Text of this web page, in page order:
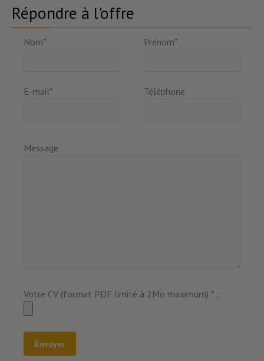
Répondre à l'offre
Nom* Prénom*
E-mail* Téléphone
Message
Votre CV (format PDF limité à 2Mo maximum) * :